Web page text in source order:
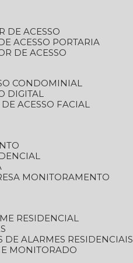
DE ACESSO
ACESSO PORTARIA
DE ACESSO
CONDOMINIAL
DIGITAL
DE ACESSO FACIAL
MONITORAMENTO
RESIDENCIAL
DE ALARMES RESIDENCIAIS
MONITORADO